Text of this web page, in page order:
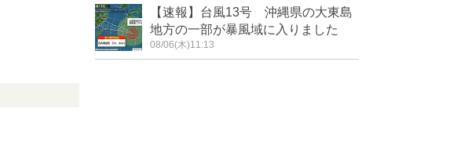
【速報】台風13号 沖縄県の大東島
地方の一部が暴風域に入りました
08/06(木)11:13